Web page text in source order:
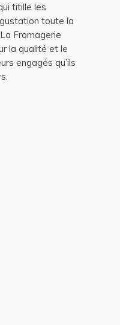
titille les
toute la
Fromagerie
la qualité et le
engagés qu’ils